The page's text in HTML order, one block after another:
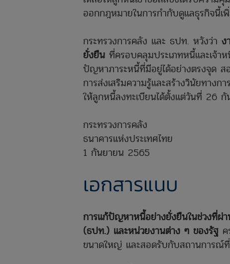
ออกกฎหมายในการกำกับดูแลธุรกิจนี้เ
กระทรวงการคลัง และ ธปท. หวังว่า ง
ยั่งยืน ที่ครอบคลุมประเภทหนี้และเจ้า
ปัญหาภาระหนี้ที่มีอยู่ได้อย่างตรงจุด ส
การส่งเสริมความรู้และสร้างวินัยทางก
ให้ลูกหนี้ลงทะเบียนได้ตั้งแต่วันที่ 26
กระทรวงการคลัง
ธนาคารแห่งประเทศไทย
1 กันยายน 2565
เอกสารแนบ
การแก้ปัญหาหนี้อย่างยั่งยืนในช่วงที่ผ่า
(ธปท.) และหน่วยงานต่าง ๆ ของรัฐ
ขนาดใหญ่ และสอดรับกับสถานการณ์ที่